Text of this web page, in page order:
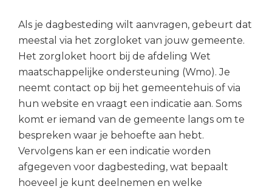
Als je dagbesteding wilt aanvragen, gebeurt dat
meestal via het zorgloket van jouw gemeente.
Het zorgloket hoort bij de afdeling Wet
maatschappelijke ondersteuning (Wmo). Je
neemt contact op bij het gemeentehuis of via
hun website en vraagt een indicatie aan. Soms
komt er iemand van de gemeente langs om te
bespreken waar je behoefte aan hebt.
Vervolgens kan er een indicatie worden
afgegeven voor dagbesteding, wat bepaalt
hoeveel je kunt deelnemen en welke